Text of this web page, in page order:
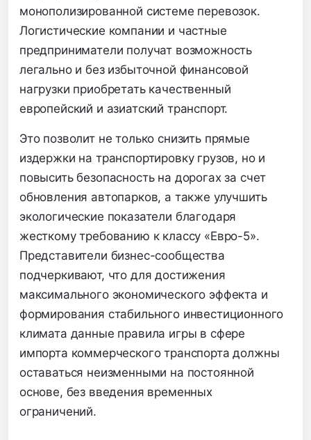
монополизированной системе перевозок.
Логистические компании и частные
предприниматели получат возможность
легально и без избыточной финансовой
нагрузки приобретать качественный
европейский и азиатский транспорт.
Это позволит не только снизить прямые
издержки на транспортировку грузов, но и
повысить безопасность на дорогах за счет
обновления автопарков, а также улучшить
экологические показатели благодаря
жесткому требованию к классу «Евро-5».
Представители бизнес-сообщества
подчеркивают, что для достижения
максимального экономического эффекта и
формирования стабильного инвестиционного
климата данные правила игры в сфере
импорта коммерческого транспорта должны
оставаться неизменными на постоянной
основе, без введения временных
ограничений.